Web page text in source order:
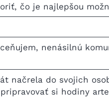
čo je najlepšou
nenásilnú
načrela do svojich
si hodiny